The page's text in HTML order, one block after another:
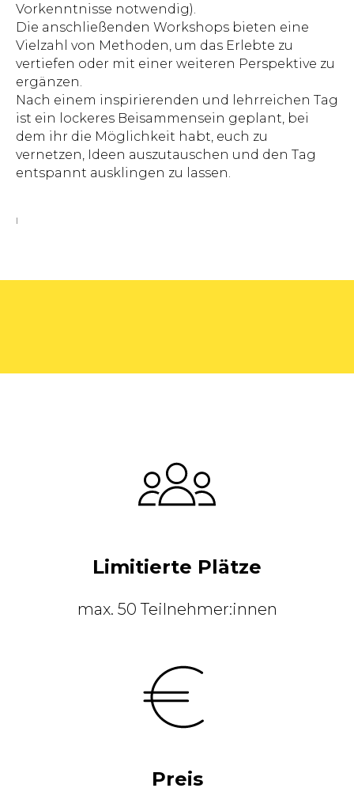
Vorkenntnisse notwendig).
Die anschließenden Workshops bieten eine
Vielzahl von Methoden, um das Erlebte zu
vertiefen oder mit einer weiteren Perspektive zu
ergänzen.
Nach einem inspirierenden und lehrreichen Tag
ist ein lockeres Beisammensein geplant, bei
dem ihr die Möglichkeit habt, euch zu
vernetzen, Ideen auszutauschen und den Tag
entspannt ausklingen zu lassen.
l
Limitierte Plätze
max. 50 Teilnehmer:innen
Preis